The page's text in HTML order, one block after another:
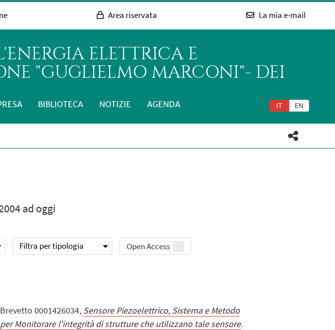
Area riservata La mia e-mail
ELETTRICA E
"GUGLIELMO MARCONI"- DEI
IT EN
BIBLIOTECA NOTIZIE AGENDA
ad oggi
Filtra per tipologia Open Access
Brevetto 0001426034, Sensore Piezoelettrico, Sistema e Metodo
per Monitorare l'integrità di strutture che utilizzano tale sensore.